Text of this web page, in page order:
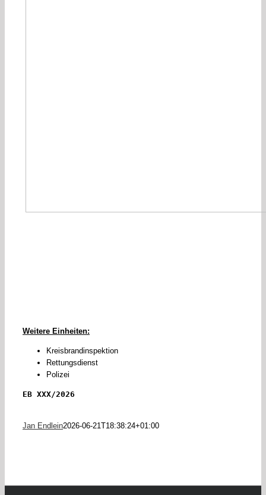
Weitere Einheiten:
Kreisbrandinspektion
Rettungsdienst
Polizei
EB XXX/2026
Jan Endlein2026-06-21T18:38:24+01:00